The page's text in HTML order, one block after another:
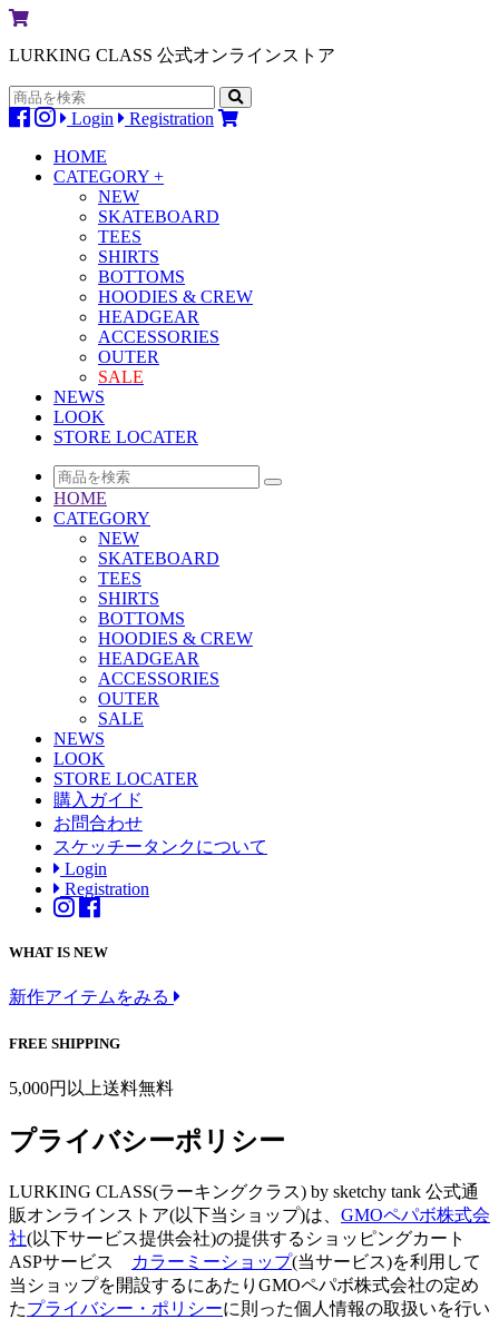
LURKING CLASS 公式オンラインストア
Login
Registration
HOME
CATEGORY +
NEW
SKATEBOARD
TEES
SHIRTS
BOTTOMS
HOODIES & CREW
HEADGEAR
ACCESSORIES
OUTER
SALE
NEWS
LOOK
STORE LOCATER
HOME
CATEGORY
NEW
SKATEBOARD
TEES
SHIRTS
BOTTOMS
HOODIES & CREW
HEADGEAR
ACCESSORIES
OUTER
SALE
NEWS
LOOK
STORE LOCATER
購入ガイド
お問合わせ
スケッチータンクについて
Login
Registration
WHAT IS NEW
新作アイテムをみる
FREE SHIPPING
5,000円以上送料無料
プライバシーポリシー
LURKING CLASS(ラーキングクラス) by sketchy tank 公式通
販オンラインストア(以下当ショップ)は、 GMOペパボ株式会
社(以下サービス提供会社)の提供するショッピングカート
ASPサービス
カラーミーショップ(当サービス)を利用して
当ショップを開設するにあたりGMOペパボ株式会社の定め
たプライバシー・ポリシーに則った個人情報の取扱いを行い